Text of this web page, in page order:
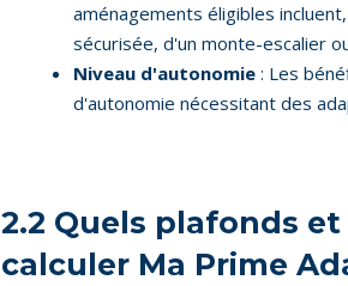
aménagements éligibles
sécurisée, d'un monte-escalier
Niveau d'autonomie: Les
d'autonomie nécessitant des
2.2 Quels plafonds
calculer Ma Prime